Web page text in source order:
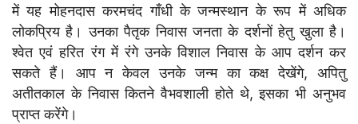
में यह मोहनदास करमचंद गाँधी के जन्मस्थान के रूप में अधिक
लोकप्रिय है। उनका पैतृक निवास जनता के दर्शनों हेतु खुला है।
श्वेत एवं हरित रंग में रंगे उनके विशाल निवास के आप दर्शन कर
सकते हैं। आप न केवल उनके जन्म का कक्ष देखेंगे, अपितु
अतीतकाल के निवास कितने वैभवशाली होते थे, इसका भी अनुभव
प्राप्त करेंगे।